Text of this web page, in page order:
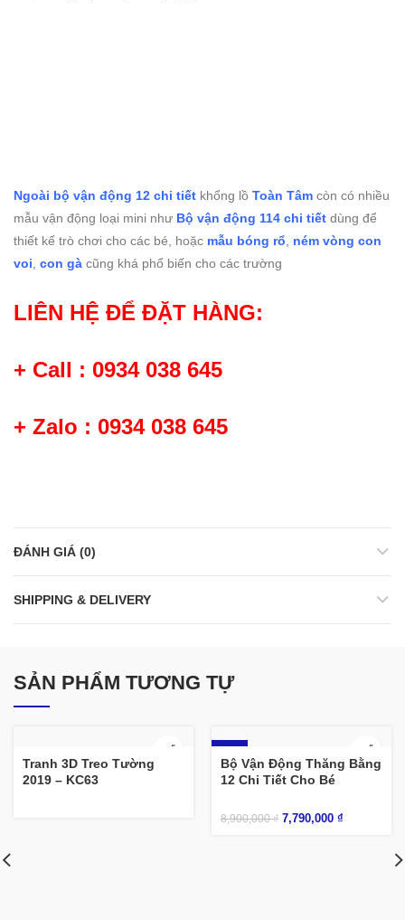
Ngoài bộ vận động 12 chi tiết khổng lồ Toàn Tâm còn có nhiều
mẫu vận động loại mini như Bộ vận động 114 chi tiết dùng để
thiết kế trò chơi cho các bé, hoặc mẫu bóng rổ
ném vòng con
voi con gà cũng khá phổ biến cho các trường
LIÊN HỆ ĐỂ ĐẶT HÀNG:
+ Call : 0934 038 645
+ Zalo : 0934 038 645
ĐÁNH GIÁ (0)
SHIPPING & DELIVERY
SẢN PHẨM TƯƠNG TỰ
Tranh 3D Treo Tường
2019 – KC63
-12%
Bộ Vận Động Thăng Bằng
12 Chi Tiết Cho Bé
8,900,000₫ 7,790,000 ₫